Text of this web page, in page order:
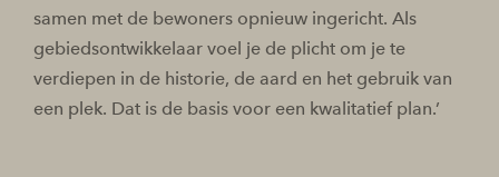
samen met de bewoners opnieuw ingericht. Als
gebiedsontwikkelaar voel je de plicht om je te
verdiepen in de historie, de aard en het gebruik van
een plek. Dat is de basis voor een kwalitatief plan.’